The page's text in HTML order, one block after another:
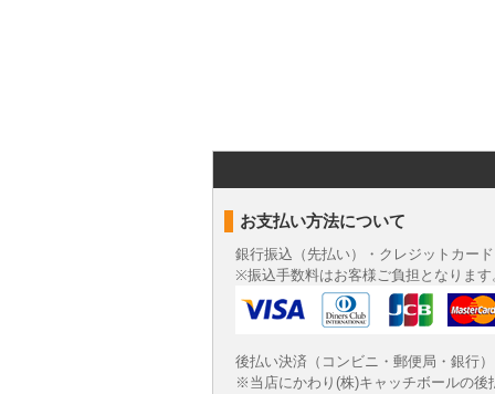
お支払い方法について
銀行振込（先払い）・クレジットカード
※振込手数料はお客様ご負担となります
後払い決済（コンビニ・郵便局・銀行）
※当店にかわり(株)キャッチボールの後